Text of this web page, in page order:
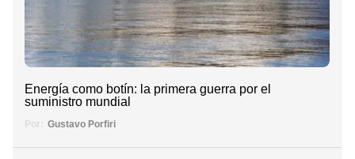
Energía como botín: la primera guerra por el
suministro mundial
Por: Gustavo Porfiri